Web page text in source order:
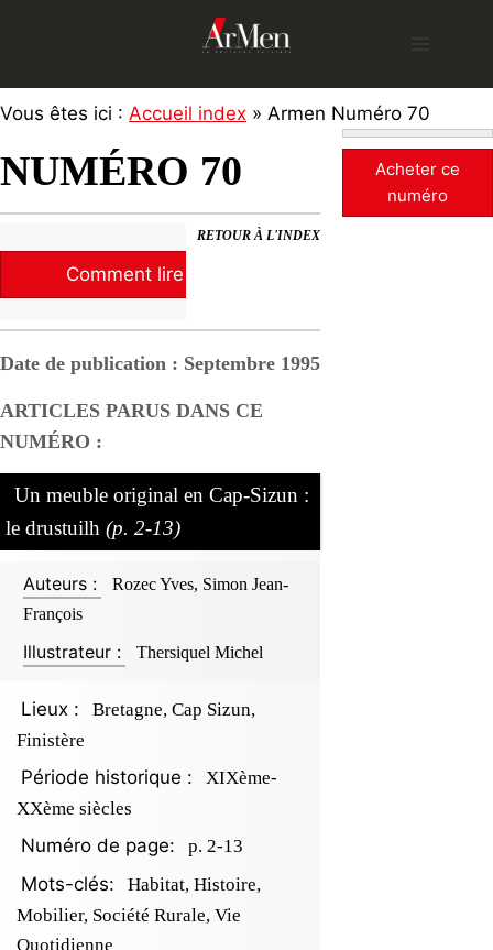
Vous êtes ici : Accueil index » Armen Numéro 70
NUMÉRO 70
RETOUR À L'INDEX
Comment lire la revue ?
Date de publication : Septembre 1995
ARTICLES PARUS DANS CE
NUMÉRO :
Un meuble original en Cap-Sizun :
le drustuilh (p. 2-13)
Auteurs :
Rozec Yves, Simon Jean-
François
Illustrateur : Thersiquel Michel
Lieux :
Bretagne, Cap Sizun,
Finistère
Période historique :
XIXème-
XXème siècles
Numéro de page: p. 2-13
Mots-clés:
Habitat, Histoire,
Mobilier, Société Rurale, Vie
Quotidienne
Acheter ce
numéro